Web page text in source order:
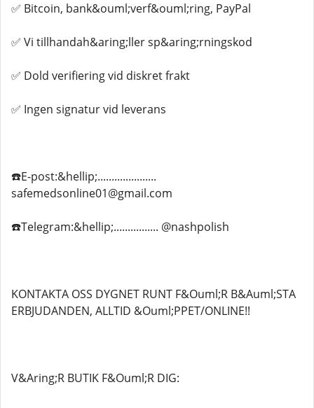
✅ Bitcoin, bank&ouml;verf&ouml;ring, PayPal
✅ Vi tillhandah&aring;ller sp&aring;rningskod
✅ Dold verifiering vid diskret frakt
✅ Ingen signatur vid leverans
☎️E-post:&hellip;.....................
safemedsonline01@gmail.com
☎️Telegram:&hellip;................ @nashpolish
KONTAKTA OSS DYGNET RUNT F&Ouml;R B&Auml;STA
ERBJUDANDEN, ALLTID &Ouml;PPET/ONLINE!!
V&Aring;R BUTIK F&Ouml;R DIG: